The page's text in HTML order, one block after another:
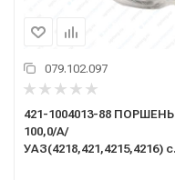
079.102.097
421-1004013-88 ПОРШЕНЬ
100,0/А/
УАЗ(4218,421,4215,4216) с